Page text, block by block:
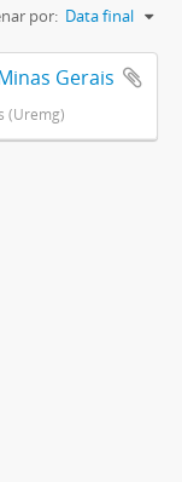
por: Data final
Gerais
(Uremg)